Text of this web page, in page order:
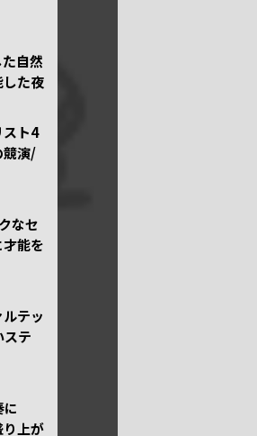
自然
た夜
スト4
競演/
なセ
能を
テッ
ステ
上が